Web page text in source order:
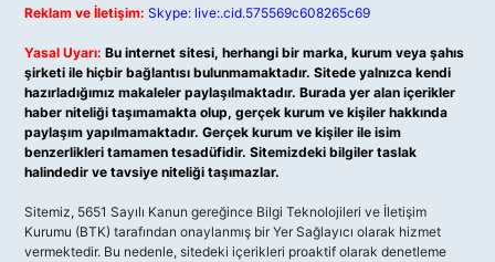
Reklam ve İletişim: Skype: live:.cid.575569c608265c69
Yasal Uyarı: Bu internet sitesi, herhangi bir marka, kurum veya şahıs
şirketi ile hiçbir bağlantısı bulunmamaktadır. Sitede yalnızca kendi
hazırladığımız makaleler paylaşılmaktadır. Burada yer alan içerikler
haber niteliği taşımamakta olup, gerçek kurum ve kişiler hakkında
paylaşım yapılmamaktadır. Gerçek kurum ve kişiler ile isim
benzerlikleri tamamen tesadüfidir. Sitemizdeki bilgiler taslak
halindedir ve tavsiye niteliği taşımazlar.
Sitemiz, 5651 Sayılı Kanun gereğince Bilgi Teknolojileri ve İletişim
Kurumu (BTK) tarafından onaylanmış bir Yer Sağlayıcı olarak hizmet
vermektedir. Bu nedenle, sitedeki içerikleri proaktif olarak denetleme